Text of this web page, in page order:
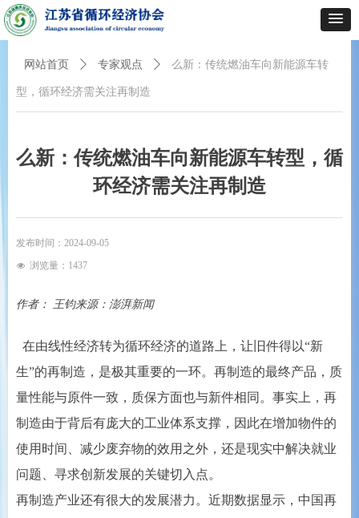
么新：传统燃油车向新能源车转型，循
环经济需关注再制造
发布时间： 2024-09-05
넶 浏览量： 1437
作者： 王钧来源：澎湃新闻
在由线性经济转为循环经济的道路上，让旧件得以“新
生”的再制造，是极其重要的一环。再制造的最终产品，质
量性能与原件一致，质保方面也与新件相同。事实上，再
制造由于背后有庞大的工业体系支撑，因此在增加物件的
使用时间、减少废弃物的效用之外，还是现实中解决就业
问题、寻求创新发展的关键切入点。
再制造产业还有很大的发展潜力。近期数据显示，中国再
网站首页 ꄲ 专家观点 ꄲ 么新：传统燃油车向新能源车转
型，循环经济需关注再制造